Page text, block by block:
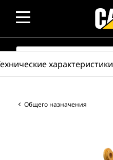
SEARCH
Общего назначения
характеристики